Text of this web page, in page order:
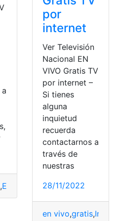
televisión
,Ecuador online,televisión
por
internet
Ver Televisión
Nacional EN
VIVO Gratis TV
por internet –
Si tienes
alguna
inquietud
recuerda
contactarnos a
través de
nuestras
28/11/2022
en vivo,gratis,Internet